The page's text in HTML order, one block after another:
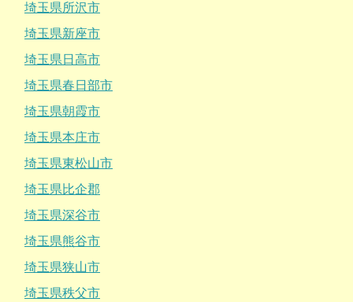
埼玉県所沢市
埼玉県新座市
埼玉県日高市
埼玉県春日部市
埼玉県朝霞市
埼玉県本庄市
埼玉県東松山市
埼玉県比企郡
埼玉県深谷市
埼玉県熊谷市
埼玉県狭山市
埼玉県秩父市